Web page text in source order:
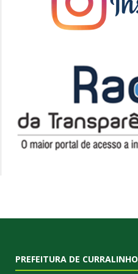
PREFEITURA DE CURRALINHO